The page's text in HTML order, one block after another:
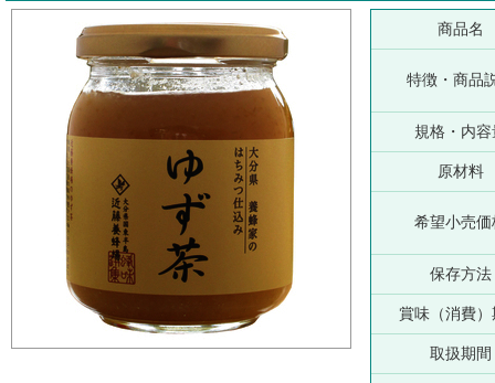
商品名
特徴・商品
規格・内容
原材料
希望小売価
保存方法
賞味（消費）
取扱期間